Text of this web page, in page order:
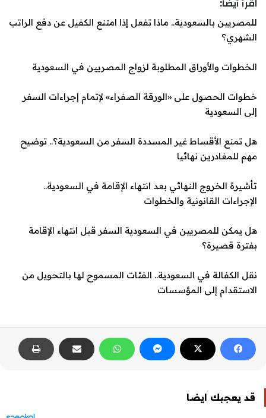
للمصريين بالسعودية.. ماذا تفعل إذا امتنع الكفيل عن دفع الراتب
الشهري؟
الخطوات والأوراق المطلوبة لزواج المصريين في السعودية
خطوات الحصول على «الورقة الصفراء» لإتمام إجراءات السفر
إلى السعودية
هل تمنع الأقساط غير المسددة السفر من السعودية؟.. توضيح
مهم للمغادرين نهائيا
تأشيرة الخروج النهائي بعد انتهاء الإقامة في السعودية..
الإجراءات القانونية والخطوات
هل يمكن للمصريين في السعودية السفر قبل انتهاء الإقامة
بفترة قصيرة؟
نقل الكفالة في السعودية.. الفئات المسموح لها بالتحويل من
الاستقدام إلى المؤسسات
قد يعجبك ايضا